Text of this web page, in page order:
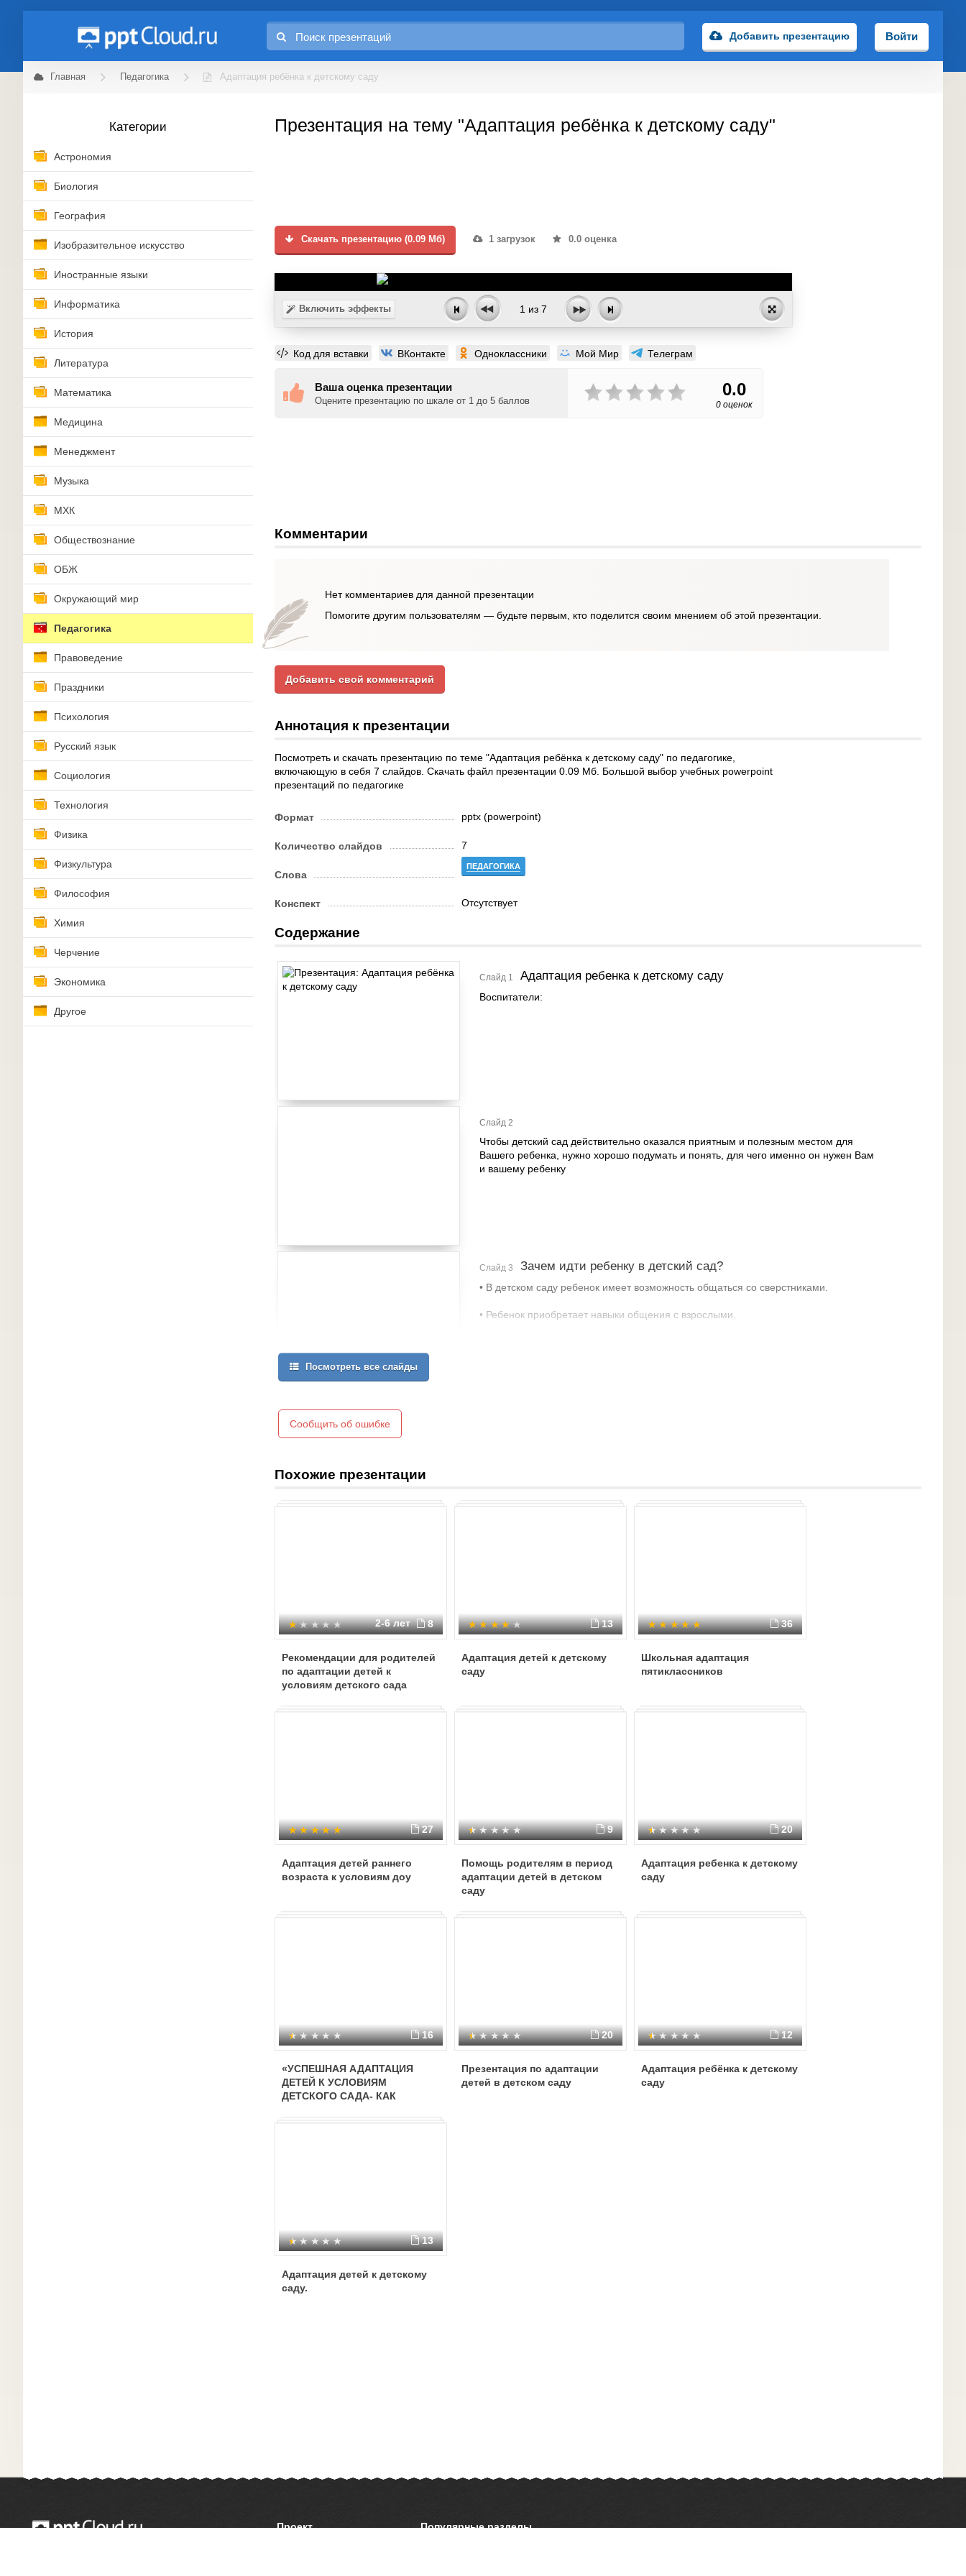
Добавить презентацию Войти
Главная Педагогика Адаптация ребёнка к детскому саду
Категории
Астрономия
Биология
География
Изобразительное искусство
Иностранные языки
Информатика
История
Литература
Математика
Медицина
Менеджмент
Музыка
МХК
Обществознание
ОБЖ
Окружающий мир
Педагогика
Правоведение
Праздники
Психология
Русский язык
Социология
Технология
Физика
Физкультура
Философия
Химия
Черчение
Экономика
Другое
Презентация на тему "Адаптация ребёнка к детскому саду"
Скачать презентацию (0.09 Мб) 1 загрузок 0.0 оценка
Включить эффекты 1 из 7
Код для вставки ВКонтакте Одноклассники Мой Мир Телеграм
Ваша оценка презентации
Оцените презентацию по шкале от 1 до 5 баллов
0.0
0 оценок
Комментарии
Нет комментариев для данной презентации
Помогите другим пользователям — будьте первым, кто поделится своим мнением об этой презентации.
Добавить свой комментарий
Аннотация к презентации
Посмотреть и скачать презентацию по теме "Адаптация ребёнка к детскому саду" по педагогике,
включающую в себя 7 слайдов. Скачать файл презентации 0.09 Мб. Большой выбор учебных powerpoint
презентаций по педагогике
Формат pptx (powerpoint)
Количество слайдов 7
Слова
ПЕДАГОГИКА
Конспект Отсутствует
Содержание
Слайд 1 Адаптация ребенка к детскому саду
Воспитатели:
Слайд 2
Чтобы детский сад действительно оказался приятным и полезным местом для
Вашего ребенка, нужно хорошо подумать и понять, для чего именно он нужен Вам
и вашему ребенку
Слайд 3 Зачем идти ребенку в детский сад?
• В детском саду ребенок имеет возможность общаться со сверстниками.
• Ребенок приобретает навыки общения с взрослыми.
Посмотреть все слайды
Сообщить об ошибке
Похожие презентации
2-6 лет 8
Рекомендации для родителей
по адаптации детей к
условиям детского сада
13
Адаптация детей к детскому
саду
36
Школьная адаптация
пятиклассников
27
Адаптация детей раннего
возраста к условиям доу
9
Помощь родителям в период
адаптации детей в детском
саду
20
Адаптация ребенка к детскому
саду
16
«УСПЕШНАЯ АДАПТАЦИЯ
ДЕТЕЙ К УСЛОВИЯМ
ДЕТСКОГО САДА- КАК
20
Презентация по адаптации
детей в детском саду
12
Адаптация ребёнка к детскому
саду
13
Адаптация детей к детскому
саду.
Проект
Популярные разделы